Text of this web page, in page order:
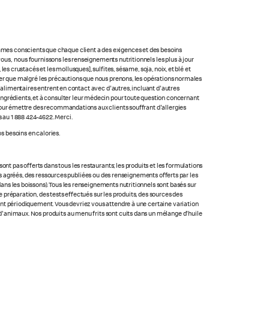
conscients que chaque client a des exigences et des besoins
nous fournissons les renseignements nutritionnels les plus à jour
crustacés et les mollusques], sulfites, sésame, soja, noix, et blé et
malgré les précautions que nous prenons, les opérations normales
entrent en contact avec d'autres, incluant d'autres
et à consulter leur médecin pour toute question concernant
émettre des recommandations aux clients souffrant d'allergies
1 888 424-4622. Merci.
besoins en calories.
pas offerts dans tous les restaurants; les produits et les formulations
des ressources publiées ou des renseignements offerts par les
les boissons). Tous les renseignements nutritionnels sont basés sur
des tests effectués sur les produits, des sources des
périodiquement. Vous devriez vous attendre à une certaine variation
Nos produits au menu frits sont cuits dans un mélange d'huile